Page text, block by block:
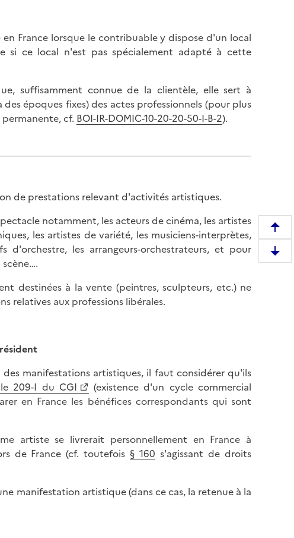
France lorsque le contribuable y dispose d'un local
si ce local n'est pas spécialement adapté à cette
suffisamment connue de la clientèle, elle sert à
époques fixes) des actes professionnels (pour plus
cf. BOI-IR-DOMIC-10-20-20-50-I-B-2).
de prestations relevant d'activités artistiques.
notamment, les acteurs de cinéma, les artistes
les artistes de variété, les musiciens-interprètes,
d'orchestre, les arrangeurs-orchestrateurs, et pour
destinées à la vente (peintres, sculpteurs, etc.) ne
relatives aux professions libérales.
manifestations artistiques, il faut considérer qu'ils
209-I du CGI
(existence d'un cycle commercial
en France les bénéfices correspondants qui sont
artiste se livrerait personnellement en France à
de France (cf. toutefois§ 160 s'agissant de droits
manifestation artistique (dans ce cas, la retenue à la
e
m
D